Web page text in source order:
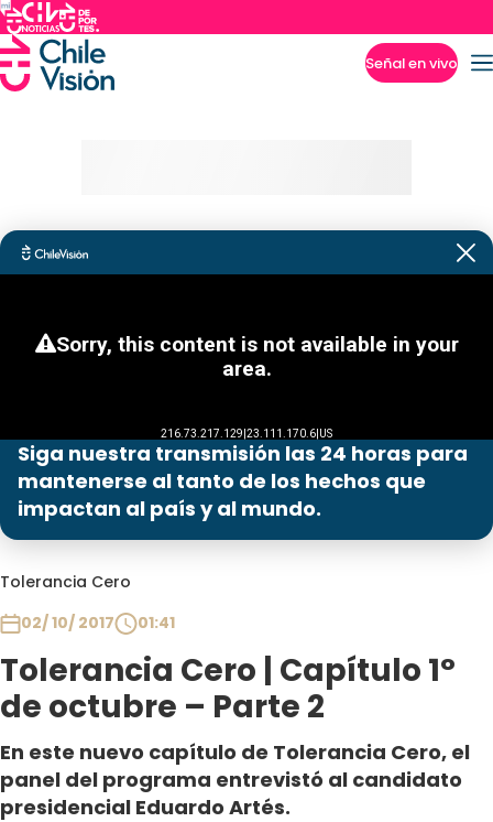
Señal en vivo
Siga nuestra transmisión las 24 horas para
mantenerse al tanto de los hechos que
impactan al país y al mundo.
Tolerancia Cero
02/ 10/ 2017
01:41
Tolerancia Cero | Capítulo 1°
de octubre – Parte 2
En este nuevo capítulo de Tolerancia Cero, el
panel del programa entrevistó al candidato
presidencial Eduardo Artés.
Programas
Contigo en Directo
Plan Perfecto
Sabingo
Todos Los Programas